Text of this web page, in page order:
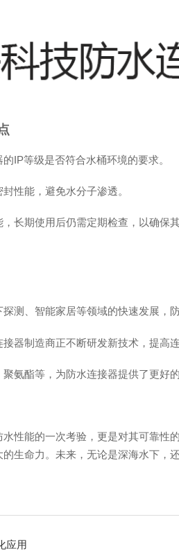
IP等级是否符合水桶环境的要求。
性能，避免水分子渗透。
长期使用后仍需定期检查，以确保
测、智能家居等领域的快速发展，
器制造商正不断研发新技术，提高
氨酯等，为防水连接器提供了更好
性能的一次考验，更是对其可靠性
生命力。未来，无论是深海水下，
应用